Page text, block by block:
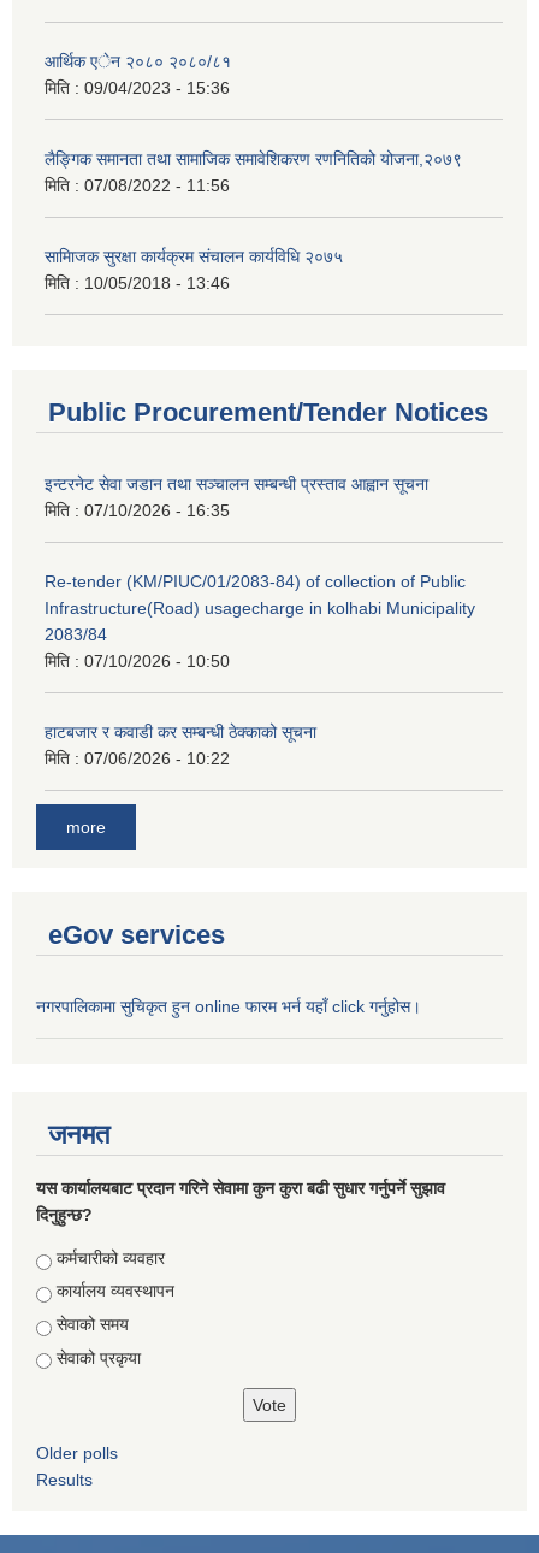
आर्थिक एेन २०८० २०८०/८१
मिति : 09/04/2023 - 15:36
लैङ्गिक समानता तथा सामाजिक समावेशिकरण रणनितिको योजना,२०७९
मिति : 07/08/2022 - 11:56
सामािजक सुरक्षा कार्यक्रम संचालन कार्यविधि २०७५
मिति : 10/05/2018 - 13:46
Public Procurement/Tender Notices
इन्टरनेट सेवा जडान तथा सञ्चालन सम्बन्धी प्रस्ताव आह्वान सूचना
मिति : 07/10/2026 - 16:35
Re-tender (KM/PIUC/01/2083-84) of collection of Public
Infrastructure(Road) usagecharge in kolhabi Municipality
2083/84
मिति : 07/10/2026 - 10:50
हाटबजार र कवाडी कर सम्बन्धी ठेक्काको सूचना
मिति : 07/06/2026 - 10:22
more
eGov services
नगरपालिकामा सुचिकृत हुन online फारम भर्न यहाँ click गर्नुहोस।
जनमत
यस कार्यालयबाट प्रदान गरिने सेवामा कुन कुरा बढी सुधार गर्नुपर्ने सुझाव
दिनुहुन्छ?
Choices
कर्मचारीको व्यवहार
कार्यालय व्यवस्थापन
सेवाको समय
सेवाको प्रकृया
Older polls
Results